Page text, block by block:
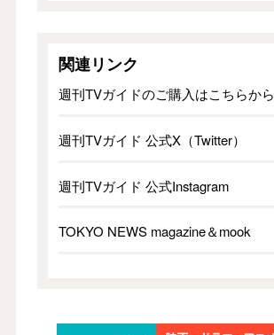
関連リンク
週刊TVガイドのご購入はこちらから
週刊TVガイド 公式X（Twitter）
週刊TVガイド 公式Instagram
TOKYO NEWS magazine＆mook